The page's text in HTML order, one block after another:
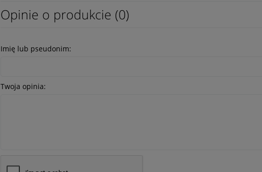
Opinie o produkcie (0)
Imię lub pseudonim:
Twoja opinia: